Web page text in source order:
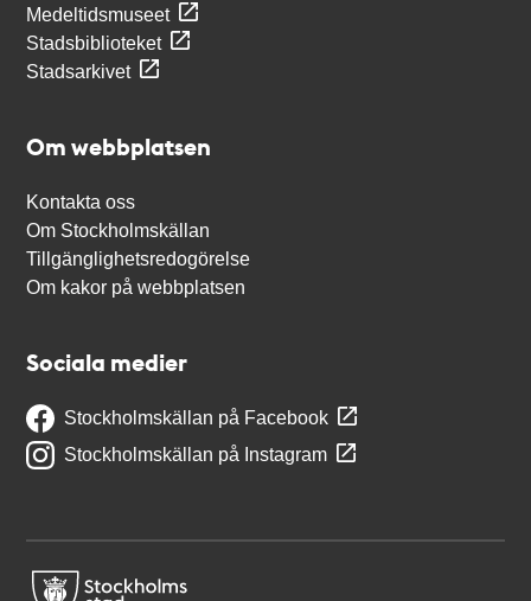
Medeltidsmuseet
Stadsbiblioteket
Stadsarkivet
Om webbplatsen
Kontakta oss
Om Stockholmskällan
Tillgänglighetsredogörelse
Om kakor på webbplatsen
Sociala medier
Stockholmskällan på Facebook
Stockholmskällan på Instagram